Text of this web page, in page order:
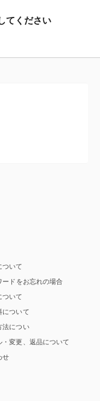
てください
ついて
ードをお忘れの場合
ついて
について
法につい
・変更、返品について
せ